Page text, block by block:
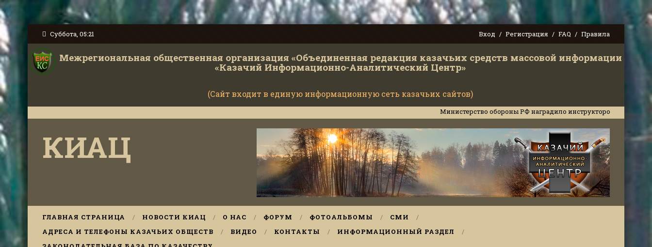
Суббота, 05:21 Вход Регистрация FAQ Правила
Межрегиональная общественная организация «Объединенная редакция казачьих средств массовой информации
«Казачий Информационно-Аналитический Центр»
(Сайт входит в единую информационную сеть казачьих сайтов)
Министерство обороны РФ наградило инструкторов Кубанского
КИАЦ
ГЛАВНАЯ СТРАНИЦА НОВОСТИ КИАЦ О НАС ФОРУМ ФОТОАЛЬБОМЫ
СМИ
АДРЕСА И ТЕЛЕФОНЫ КАЗАЧЬИХ ОБЩЕСТВ
ВИДЕО КОНТАКТЫ
ИНФОРМАЦИОННЫЙ РАЗДЕЛ